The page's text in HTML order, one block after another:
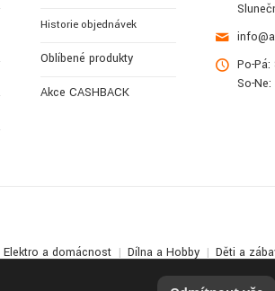
Historie objednávek
Oblíbené produkty
Akce CASHBACK
Po-Pá:
So-
Elektro a domácnost Dílna a Hobby
Děti a